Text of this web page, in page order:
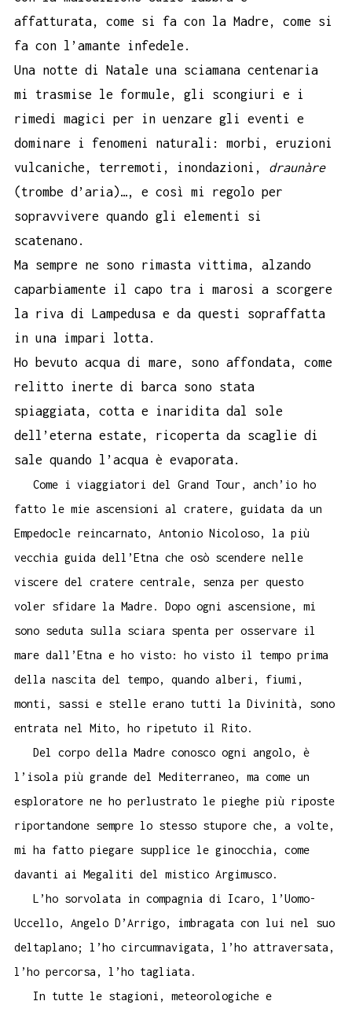
affatturata, come si fa con la Madre, come si
fa con l’amante infedele.
Una notte di Natale una sciamana centenaria
mi trasmise le formule, gli scongiuri e i
rimedi magici per in uenzare gli eventi e
dominare i fenomeni naturali: morbi, eruzioni
vulcaniche, terremoti, inondazioni, draunàre
(trombe d’aria)…, e così mi regolo per
sopravvivere quando gli elementi si
scatenano.
Ma sempre ne sono rimasta vittima, alzando
caparbiamente il capo tra i marosi a scorgere
la riva di Lampedusa e da questi sopraffatta
in una impari lotta.
Ho bevuto acqua di mare, sono affondata, come
relitto inerte di barca sono stata
spiaggiata, cotta e inaridita dal sole
dell’eterna estate, ricoperta da scaglie di
sale quando l’acqua è evaporata.
Come i viaggiatori del Grand Tour, anch’io ho
fatto le mie ascensioni al cratere, guidata da un
Empedocle reincarnato, Antonio Nicoloso, la più
vecchia guida dell’Etna che osò scendere nelle
viscere del cratere centrale, senza per questo
voler sfidare la Madre. Dopo ogni ascensione, mi
sono seduta sulla sciara spenta per osservare il
mare dall’Etna e ho visto: ho visto il tempo prima
della nascita del tempo, quando alberi, fiumi,
monti, sassi e stelle erano tutti la Divinità, sono
entrata nel Mito, ho ripetuto il Rito.
Del corpo della Madre conosco ogni angolo, è
l’isola più grande del Mediterraneo, ma come un
esploratore ne ho perlustrato le pieghe più riposte
riportandone sempre lo stesso stupore che, a volte,
mi ha fatto piegare supplice le ginocchia, come
davanti ai Megaliti del mistico Argimusco.
L’ho sorvolata in compagnia di Icaro, l’Uomo-
Uccello, Angelo D’Arrigo, imbragata con lui nel suo
deltaplano; l’ho circumnavigata, l’ho attraversata,
l’ho percorsa, l’ho tagliata.
In tutte le stagioni, meteorologiche e